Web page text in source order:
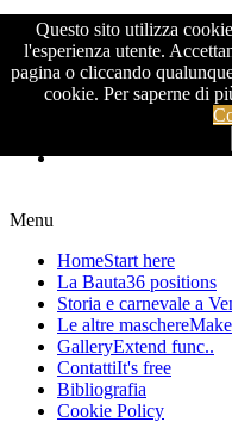
Questo sito utilizza
l'esperienza utente.
pagina o cliccando
cookie. Per saperne di
>
Menu
HomeStart here
La Bauta36 positions
Storia e carnevale a
Le altre maschere
GalleryExtend func..
ContattiIt's free
Bibliografia
Cookie Policy